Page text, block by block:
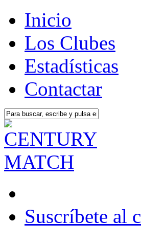
Inicio
Los Clubes
Estadísticas
Contactar
Suscríbete al